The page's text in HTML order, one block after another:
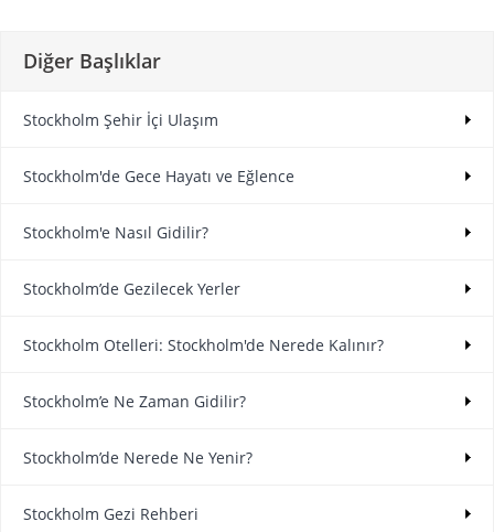
Diğer Başlıklar
Stockholm Şehir İçi Ulaşım
Stockholm'de Gece Hayatı ve Eğlence
Stockholm'e Nasıl Gidilir?
Stockholm’de Gezilecek Yerler
Stockholm Otelleri: Stockholm'de Nerede Kalınır?
Stockholm’e Ne Zaman Gidilir?
Stockholm’de Nerede Ne Yenir?
Stockholm Gezi Rehberi